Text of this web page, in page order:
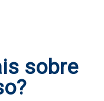
sobre